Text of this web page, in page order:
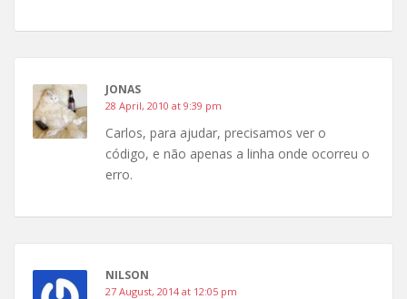
JONAS
28 April, 2010 at 9:39 pm
Carlos, para ajudar, precisamos ver o
código, e não apenas a linha onde ocorreu o
erro.
NILSON
27 August, 2014 at 12:05 pm